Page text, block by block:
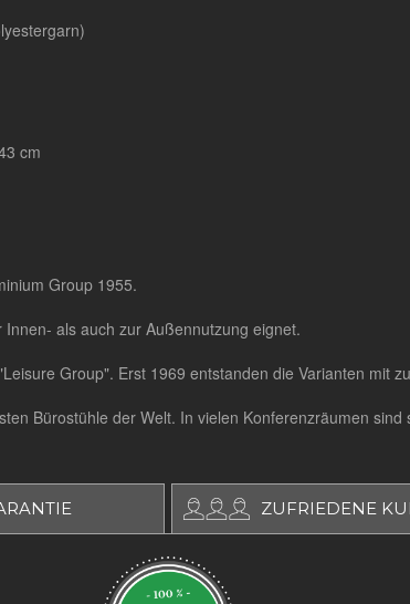
cm
Group 1955.
als auch zur Außennutzung eignet.
Group". Erst 1969 entstanden die Varianten mit
Bürostühle der Welt. In vielen Konferenzräumen
ZUFRIEDENE